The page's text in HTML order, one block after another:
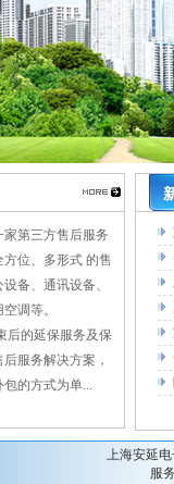
家第三方售后服务
位、多形式 的售
备、通讯设备、
调等。
的延保服务及保
服务解决方案，
的方式为单...
上海安延
服